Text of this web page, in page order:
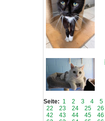
Seite: 1 2 3 4 5
22
23 24 25 26
42
43 44 45 46